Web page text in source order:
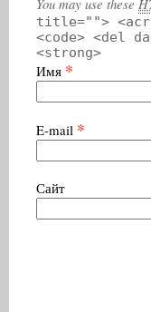
You may use these
title="">
<code> <del
<strong>
Имя *
E-mail *
Сайт